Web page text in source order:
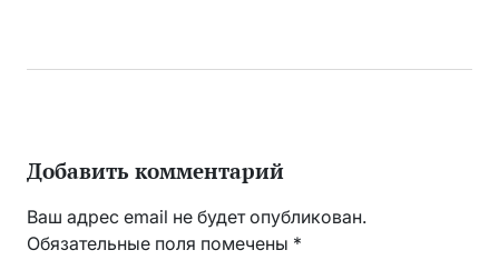
Добавить комментарий
Ваш адрес email не будет опубликован.
Обязательные поля помечены *